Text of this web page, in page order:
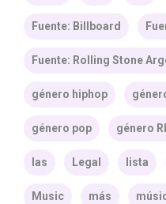
Fuente: Billboard
Fuente: Rolling Stone
género hiphop
género pop género
las Legal lista
Music más